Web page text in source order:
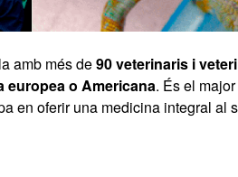
amb més de90 veterinaris i
europea o Americana. És el
en oferir una medicina integral al